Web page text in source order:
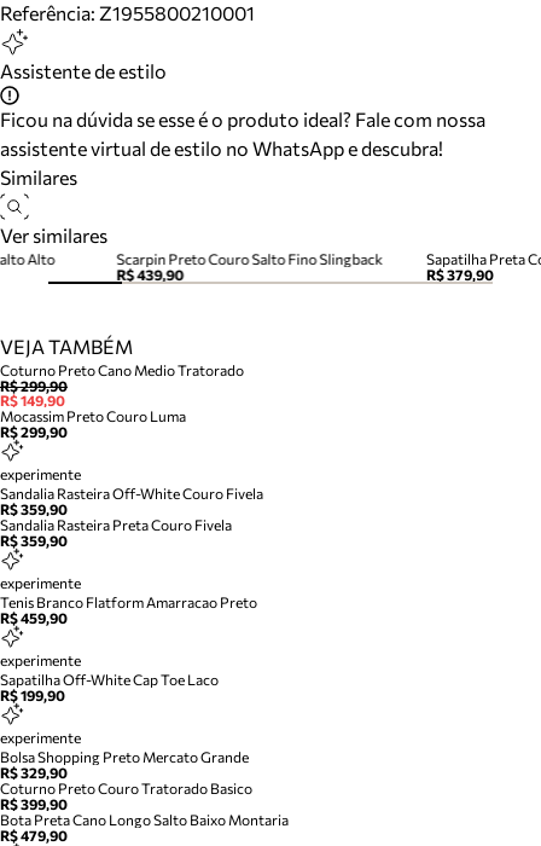
Referência: Z1955800210001
Assistente de estilo
Ficou na dúvida se esse é o produto ideal? Fale com nossa
assistente virtual de estilo no WhatsApp e descubra!
Similares
Ver similares
Scarpin Preto Couro Salto Fino Slingback
R$ 439,90
Sapatilha Preta
R$ 379,90
Alto
VEJA TAMBÉM
Coturno Preto Cano Medio Tratorado
R$ 299,90
R$ 149,90
Mocassim Preto Couro Luma
R$ 299,90
experimente
Sandalia Rasteira Off-White Couro Fivela
R$ 359,90
Sandalia Rasteira Preta Couro Fivela
R$ 359,90
experimente
Tenis Branco Flatform Amarracao Preto
R$ 459,90
experimente
Sapatilha Off-White Cap Toe Laco
R$ 199,90
experimente
Bolsa Shopping Preto Mercato Grande
R$ 329,90
Coturno Preto Couro Tratorado Basico
R$ 399,90
Bota Preta Cano Longo Salto Baixo Montaria
R$ 479,90